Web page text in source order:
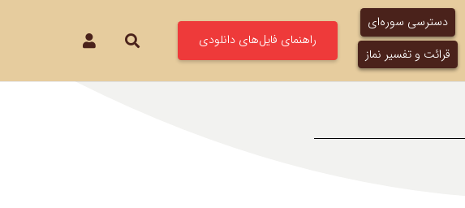
دسترسی سوره‌ای
قرائت و تفسیر نماز
راهنمای فایل‌های دانلودی